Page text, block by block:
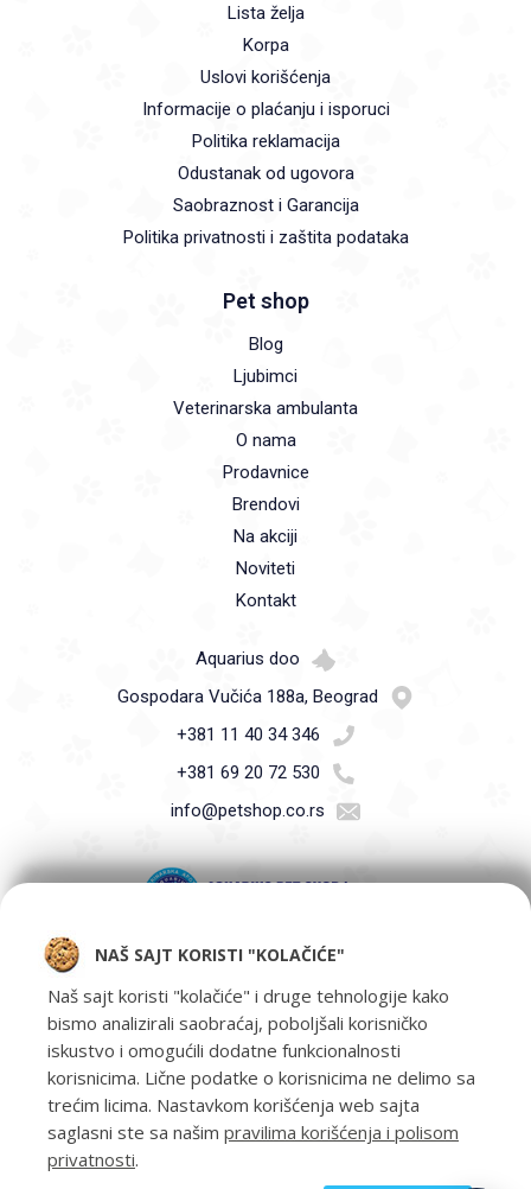
Lista želja
Korpa
Uslovi korišćenja
Informacije o plaćanju i isporuci
Politika reklamacija
Odustanak od ugovora
Saobraznost i Garancija
Politika privatnosti i zaštita podataka
Pet shop
Blog
Ljubimci
Veterinarska ambulanta
O nama
Prodavnice
Brendovi
Na akciji
Noviteti
Kontakt
Aquarius doo
Gospodara Vučića 188a, Beograd
+381 11 40 34 346
+381 69 20 72 530
info@petshop.co.rs
Pet Shop Aquarius - Vaši ljubimci zaslužuju samo najbolje -
oprema za kućne ljubimce i hrana za kućne ljubimce Beograd.
NAŠ SAJT KORISTI "KOLAČIĆE"
Naš sajt koristi "kolačiće" i druge tehnologije kako
bismo analizirali saobraćaj, poboljšali korisničko
iskustvo i omogućili dodatne funkcionalnosti
korisnicima. Lične podatke o korisnicima ne delimo sa
trećim licima. Nastavkom korišćenja web sajta
saglasni ste sa našim pravilima korišćenja i polisom
privatnosti.